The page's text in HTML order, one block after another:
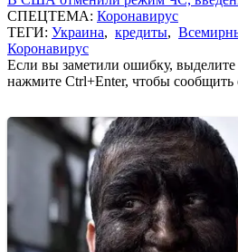
СПЕЦТЕМА: Коронавирус
ТЕГИ: Украина, кредиты,
Коронавирус
Если вы заметили ошибку,
нажмите Ctrl+Enter, чтобы сообщить